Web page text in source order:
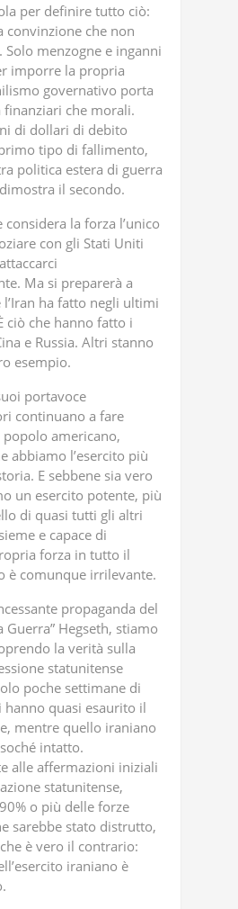
per definire tutto ciò:
convinzione che non
Solo menzogne ​​e inganni
imporre la propria
governativo porta
che morali.
di dollari di debito
tipo di fallimento,
politica estera di guerra
il secondo.
la forza l’unico
con gli Stati Uniti
Ma si preparerà a
l’Iran ha fatto negli ultimi
ciò che hanno fatto i
e Russia. Altri stanno
esempio.
portavoce
continuano a fare
americano,
abbiamo l’esercito più
E sebbene sia vero
un esercito potente, più
di quasi tutti gli altri
e capace di
forza in tutto il
è comunque irrilevante.
propaganda del
Guerra” Hegseth, stiamo
la verità sulla
statunitense
poche settimane di
quasi esaurito il
mentre quello iraniano
intatto.
alle affermazioni iniziali
statunitense,
o più delle forze
sarebbe stato distrutto,
è vero il contrario:
iraniano è